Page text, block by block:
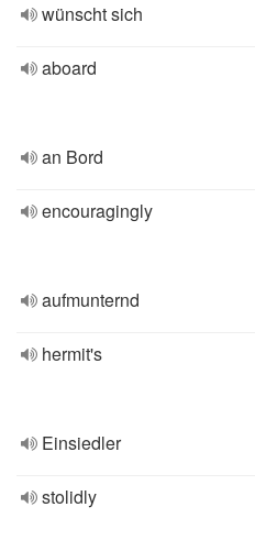
wünscht sich
aboard
an Bord
encouragingly
aufmunternd
hermit's
Einsiedler
stolidly